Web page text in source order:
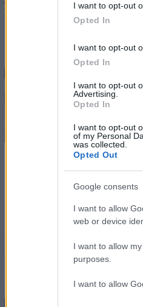
I want to opt-out
Opted In
I want to opt-out
Opted In
I want to opt-out
Advertising.
Opted In
I want to opt-out
of my Personal
was collected.
Opted Out
Google consents
I want to allow
web or device
I want to allow
purposes.
I want to allow